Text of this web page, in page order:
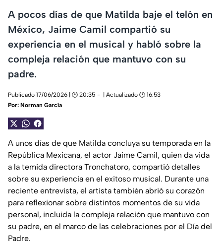
A pocos días de que Matilda baje el telón en
México, Jaime Camil compartió su
experiencia en el musical y habló sobre la
compleja relación que mantuvo con su
padre.
Publicado 17/06/2026 | 🕑 20:35
| Actualizado 🕑 16:53
Por: Norman García
A unos días de que Matilda concluya su temporada en la
República Mexicana, el actor Jaime Camil, quien da vida
a la temida directora Tronchatoro, compartió detalles
sobre su experiencia en el exitoso musical. Durante una
reciente entrevista, el artista también abrió su corazón
para reflexionar sobre distintos momentos de su vida
personal, incluida la compleja relación que mantuvo con
su padre, en el marco de las celebraciones por el Día del
Padre.